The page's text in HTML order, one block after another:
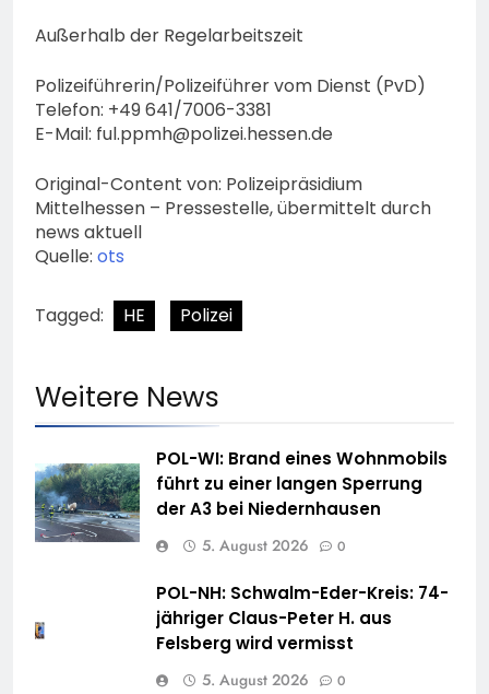
Außerhalb der Regelarbeitszeit
Polizeiführerin/Polizeiführer vom Dienst (PvD)
Telefon: +49 641/7006-3381
E-Mail: ful.ppmh@polizei.hessen.de
Original-Content von: Polizeipräsidium
Mittelhessen – Pressestelle, übermittelt durch
news aktuell
Quelle: ots
Tagged: HE Polizei
Weitere News
POL-WI: Brand eines Wohnmobils
führt zu einer langen Sperrung
der A3 bei Niedernhausen
5. August 2026 0
POL-NH: Schwalm-Eder-Kreis: 74-
jähriger Claus-Peter H. aus
Felsberg wird vermisst
5. August 2026 0